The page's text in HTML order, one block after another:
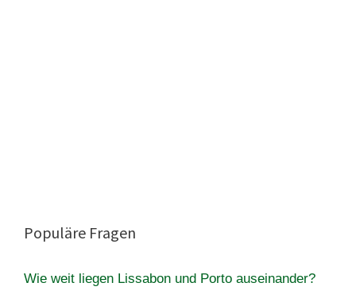
Populäre Fragen
Wie weit liegen Lissabon und Porto auseinander?